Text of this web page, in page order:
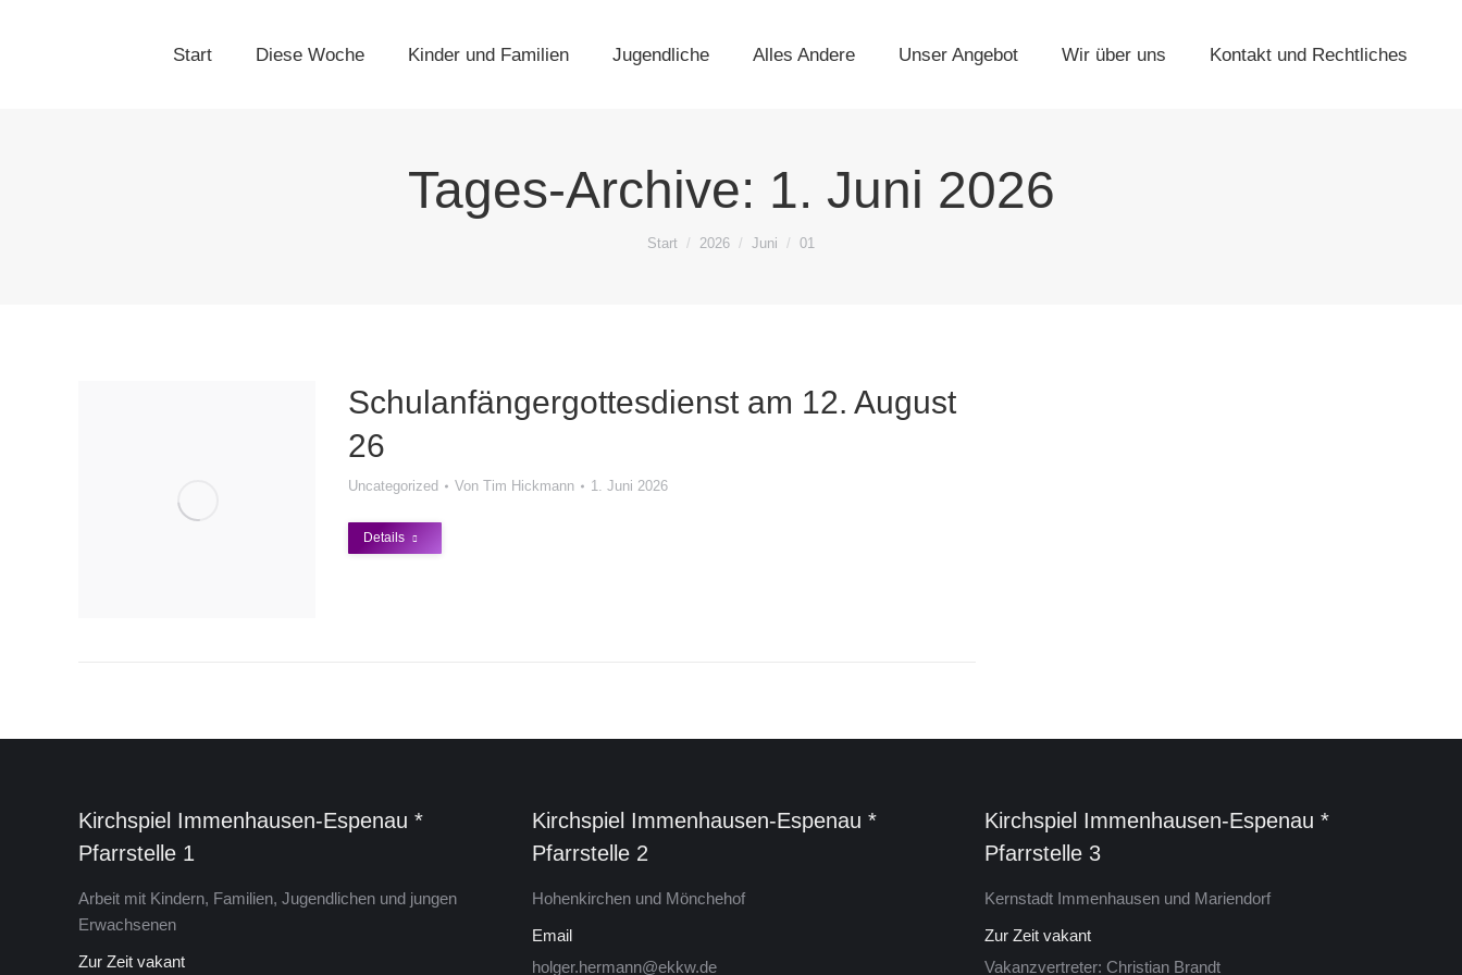
Start Diese Woche Kinder und Familien Jugendliche Alles Andere Unser Angebot Wir über uns Kontakt und Rechtliches
Tages-Archive: 1. Juni 2026
Sie befinden sich hier:
Start 2026 Juni 01
Schulanfängergottesdienst am 12. August
26
Uncategorized Von Tim Hickmann 1. Juni 2026
Details
Kirchspiel Immenhausen-Espenau *
Pfarrstelle 1
Arbeit mit Kindern, Familien, Jugendlichen und jungen
Erwachsenen
Zur Zeit vakant
Kirchspiel Im­men­hau­sen-Es­pe­nau *
Pfarrstelle 2
Ho­hen­kir­chen und Mön­che­hof
Email
holger.hermann@ekkw.de
Kirchspiel Im­men­hau­sen-Es­pe­nau *
Pfarrstelle 3
Kern­stadt Im­men­hau­sen und Mariendorf
Zur Zeit vakant
Vakanzvertreter: Christian Brandt